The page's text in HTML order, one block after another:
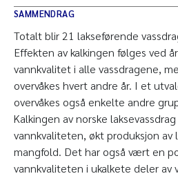
SAMMENDRAG
Totalt blir 21 lakseførende
Effekten av kalkingen følges ved
vannkvalitet i alle vassdragene,
overvåkes hvert andre år. I et
overvåkes også enkelte andre
Kalkingen av norske
vannkvaliteten, økt produksjon av
mangfold. Det har også vært en
vannkvaliteten i ukalkete deler av